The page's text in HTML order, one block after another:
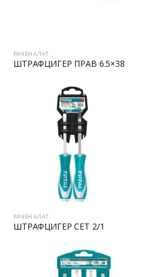
РАЧЕН АЛАТ
ШТРАФЦИГЕР ПРАВ 6.5×38
РАЧЕН АЛАТ
ШТРАФЦИГЕР СЕТ 2/1